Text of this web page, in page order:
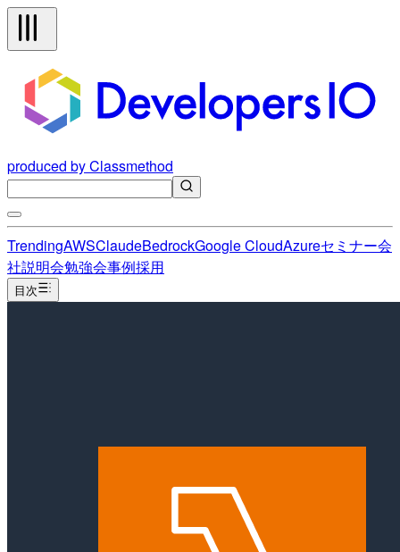
produced by Classmethod
TrendingAWSClaudeBedrockGoogle CloudAzureセミナー会
社説明会勉強会事例採用
目次